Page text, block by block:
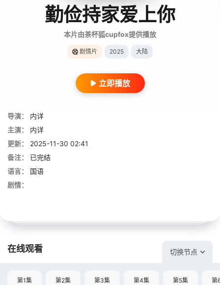
勤俭持家爱上你
本片由茶杯狐cupfox提供播放
剧情片 2025 大陆
立即播放
导演：
内详
主演：
内详
更新：
2025-11-30 02:41
备注：
已完结
语言：
国语
剧情：
在线观看 切换节点
第1集 第2集 第3集 第4集 第5集 第